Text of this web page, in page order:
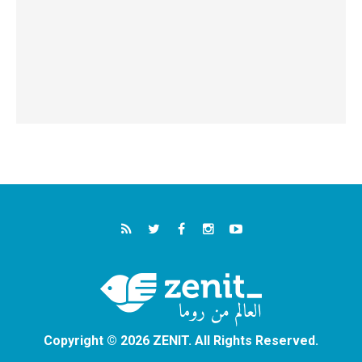
Copyright © 2026 ZENIT. All Rights Reserved.